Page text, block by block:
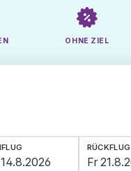
OHNE ZIEL
RÜCKFLUG